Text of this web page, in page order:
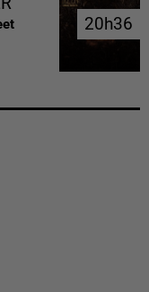
20h36
20h36